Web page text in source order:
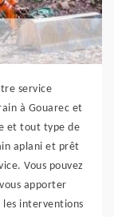
service
à Gouarec et
et tout type de
aplani et prêt
Vous pouvez
apporter
les interventions